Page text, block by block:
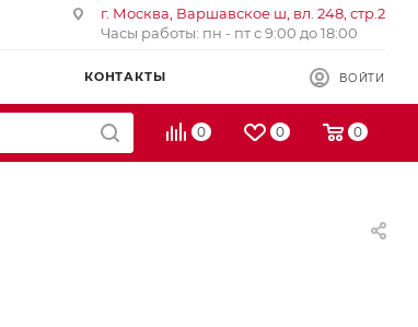
г. Москва, Варшавское ш, вл. 248, стр.2
Часы работы: пн - пт с 9:00 до 18:00
КОНТАКТЫ ВОЙТИ
0 0 0